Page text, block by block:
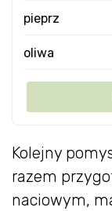
Kolejny
razem
naciowym,
pieprz
oliwa